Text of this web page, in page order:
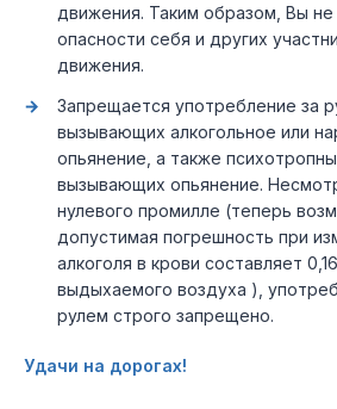
движения. Таким образом, Вы
опасности себя и других
движения.
Запрещается употребление за
вызывающих алкогольное или
опьянение, а также
вызывающих опьянение.
нулевого промилле (теперь
допустимая погрешность при
алкоголя в крови составляет
выдыхаемого воздуха ),
рулем строго запрещено.
Удачи на дорогах!